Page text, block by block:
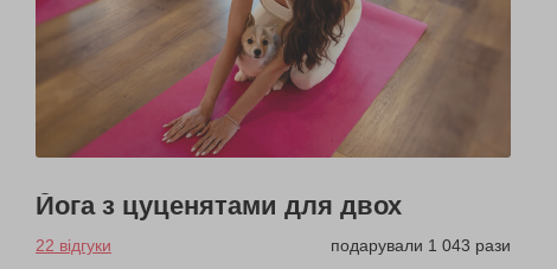
Йога з цуценятами для двох
22 відгуки
подарували 1 043 рази